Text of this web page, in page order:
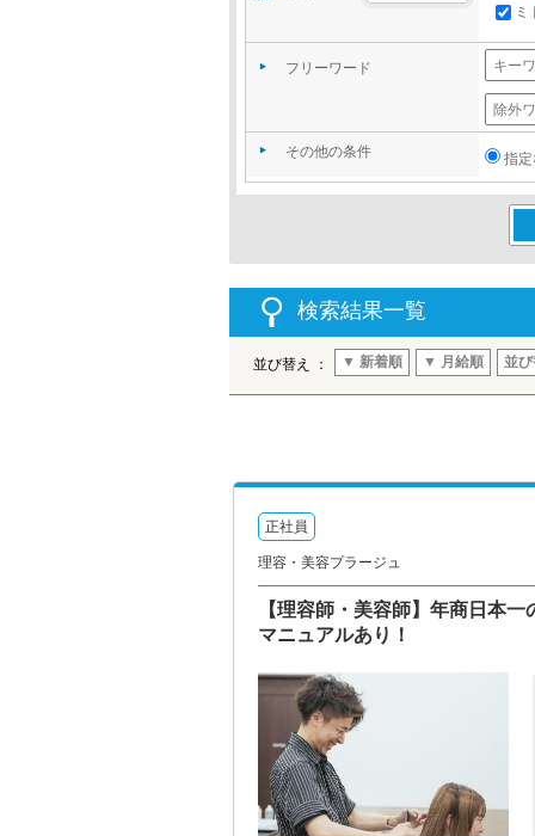
ミ
フリーワード
その他の条件 指
検索結果一覧
並び替え ： ▼ 新着順 ▼ 月給順 並
正社員
理容・美容プラージュ
【理容師・美容師】年商日本
マニュアルあり！